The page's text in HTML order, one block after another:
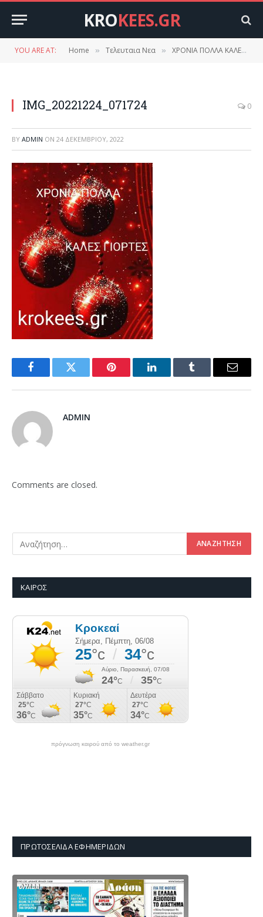
KROKEES.GR
YOU ARE AT: Home » Τελευταια Νεα » ΧΡΟΝΙΑ ΠΟΛΛΑ ΚΑΛΕΣ ΓΙΟΡΤΕΣ.
IMG_20221224_071724 0
BY ADMIN ON 24 ΔΕΚΕΜΒΡΊΟΥ, 2022
FacebookTwitter Pinterest LinkedInTumblr Email
ADMIN
Comments are closed.
ΚΑΙΡΌΣ
πρόγνωση καιρού από το weather.gr
ΠΡΩΤΟΣΈΛΙΔΑ ΕΦΗΜΕΡΊΔΩΝ